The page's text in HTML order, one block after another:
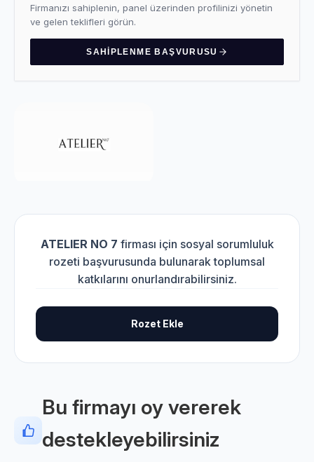
ATELIER NO 7 firması için sosyal sorumluluk
rozeti başvurusunda bulunarak toplumsal
katkılarını onurlandırabilirsiniz.
Rozet Ekle
Bu firmayı oy vererek
destekleyebilirsiniz
Firmanızı sahiplenin, panel üzerinden profilinizi yönetin
ve gelen teklifleri görün.
SAHIPLENME BAŞVURUSU